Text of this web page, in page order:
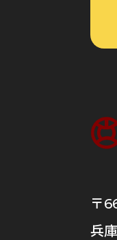
〒
兵